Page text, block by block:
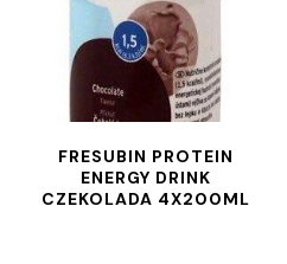
FRESUBIN PROTEIN
ENERGY DRINK
CZEKOLADA 4X200ML